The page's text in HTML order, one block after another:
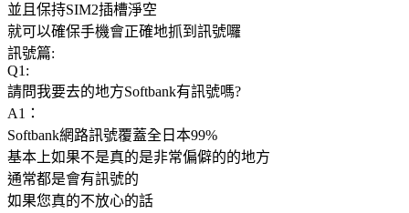
並且保持SIM2插槽淨空
就可以確保手機會正確地抓到訊號囉
訊號篇:
Q1:
請問我要去的地方Softbank有訊號嗎?
A1：
Softbank網路訊號覆蓋全日本99%
基本上如果不是真的是非常偏僻的的地方
通常都是會有訊號的
如果您真的不放心的話